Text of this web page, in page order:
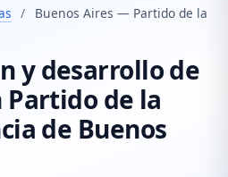
/
Buenos Aires — Partido de la
y desarrollo de
de la
de Buenos